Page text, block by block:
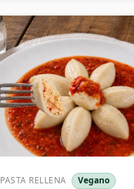
PASTA RELLENA Vegano